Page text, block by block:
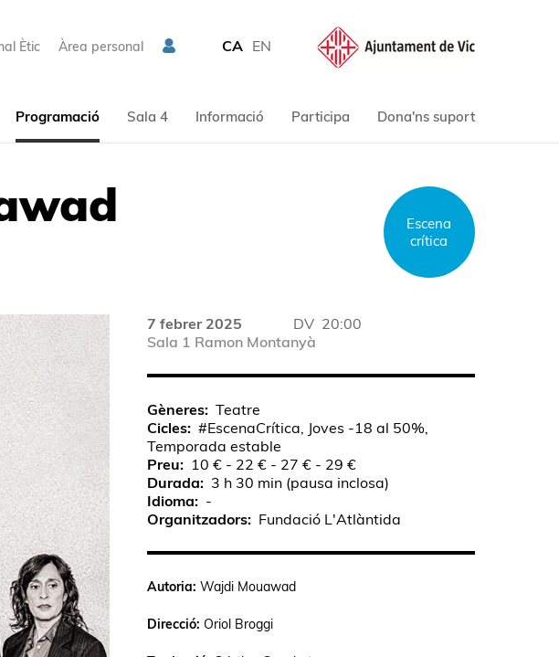
Ètic Àrea personal CA EN
Programació Sala 4 Informació Participa Dona'ns suport
Escena
crítica
7 febrer 2025 DV 20:00
Sala 1 Ramon Montanyà
Gèneres
Teatre
Cicles
#EscenaCrítica, Joves -18 al 50%,
Temporada estable
Preu
10 € - 22 € - 27 € - 29 €
Durada
3 h 30 min (pausa inclosa)
Idioma
-
Organitzadors
Fundació L'Atlàntida
Autoria: Wajdi Mouawad
Direcció: Oriol Broggi